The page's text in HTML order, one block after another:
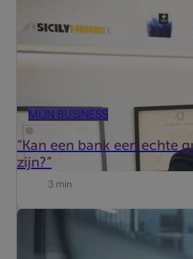
MIJN BUSINESS
“Kan een bank een echte
zijn?”
3 min
De 13de maand is een
cashflow van uw bedrijf kan
anticipeert. Deze uitbetaling, die